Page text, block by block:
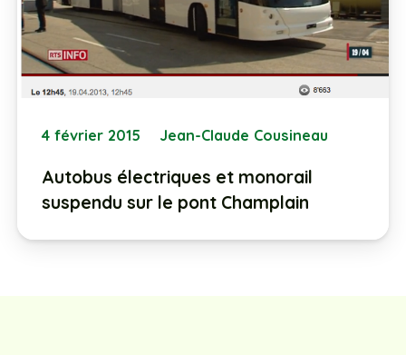
4 février 2015 Jean-Claude Cousineau
Autobus électriques et monorail
suspendu sur le pont Champlain